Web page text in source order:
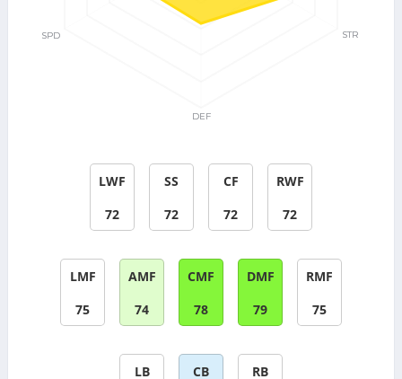
LWF
72
SS
72
CF
72
RWF
72
LMF
75
AMF
74
CMF
78
DMF
79
RMF
75
LB
CB
RB